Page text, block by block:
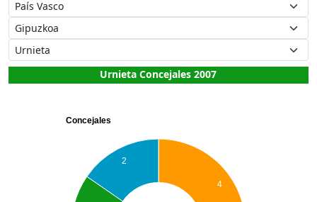
Urnieta Concejales 2007
Concejales
4
2